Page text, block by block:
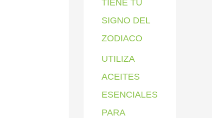
TIENE TU
SIGNO DEL
ZODIACO
UTILIZA
ACEITES
ESENCIALES
PARA